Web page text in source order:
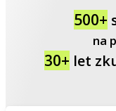
500+
na
30+ let